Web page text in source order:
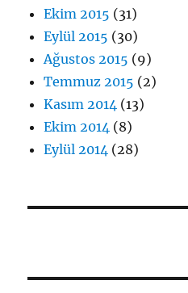
Ekim 2015 (31)
Eylül 2015 (30)
Ağustos 2015 (9)
Temmuz 2015 (2)
Kasım 2014 (13)
Ekim 2014 (8)
Eylül 2014 (28)